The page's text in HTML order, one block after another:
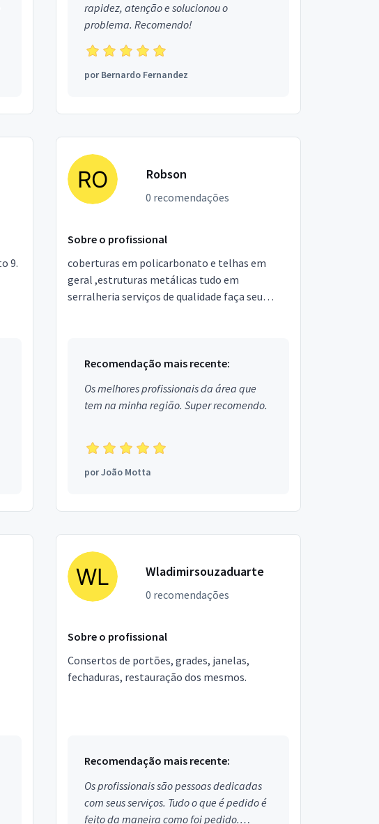
rapidez, atenção e solucionou o
problema. Recomendo!
porBernardo Fernandez
9.
Robson
0 recomendações
Sobre o profissional
coberturas em policarbonato e telhas em
geral ,estruturas metálicas tudo em
serralheria serviços de qualidade faça seu
Recomendação mais recente:
Os melhores profissionais da área que
tem na minha região. Super recomendo.
porJoão Motta
Wladimirsouzaduarte
0 recomendações
Sobre o profissional
Consertos de portões, grades, janelas,
fechaduras, restauração dos mesmos.
Recomendação mais recente:
Os profissionais são pessoas dedicadas
com seus serviços. Tudo o que é pedido é
feito da maneira como foi pedido.